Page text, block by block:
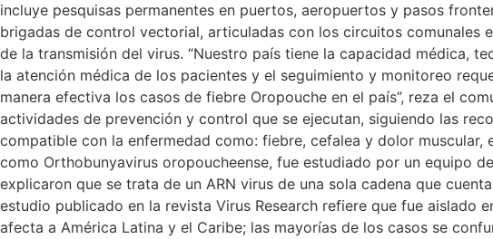
incluye pesquisas permanentes en puertos, aeropuertos y pasos
brigadas de control vectorial, articuladas con los circuitos
de la transmisión del virus. “Nuestro país tiene la capacidad médica,
la atención médica de los pacientes y el seguimiento y monitoreo
manera efectiva los casos de fiebre Oropouche en el país”, reza el
actividades de prevención y control que se ejecutan, siguiendo las
compatible con la enfermedad como: fiebre, cefalea y dolor
como Orthobunyavirus oropoucheense, fue estudiado por un equipo
explicaron que se trata de un ARN virus de una sola cadena que
estudio publicado en la revista Virus Research refiere que fue aislado
afecta a América Latina y el Caribe; las mayorías de los casos se